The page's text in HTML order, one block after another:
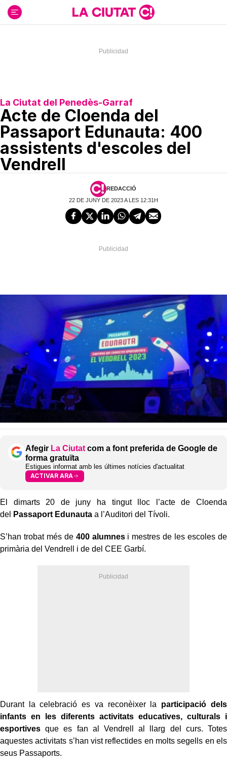
contenido
La Ciutat del Penedès-Garraf
Acte de Cloenda del
Passaport Edunauta: 400
assistents d'escoles del
Vendrell
REDACCIÓ
22 DE JUNY DE 2023 A LES 12:31H
Afegir La Ciutat com a font preferida de Google de
forma gratuïta
Estigues informat amb les últimes notícies d'actualitat
ACTIVAR ARA
El dimarts 20 de juny ha tingut lloc l’acte de Cloenda
del
Passaport Edunauta a l’Auditori del Tívoli.
S’han trobat més de 400 alumnesi mestres de les escoles de
primària del Vendrell i de del CEE Garbí.
Durant la celebració es va reconèixer la participació dels
infants en les diferents activitats educatives, culturals i
esportives que es fan al Vendrell al llarg del curs. Totes
aquestes activitats s’han vist reflectides en molts segells en els
seus Passaports.